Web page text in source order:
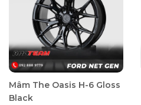
Mâm The Oasis H-6 Gloss
Black